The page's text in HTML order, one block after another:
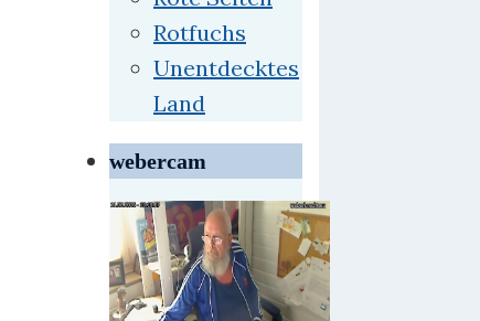
Rotfuchs
Unentdecktes
Land
webercam